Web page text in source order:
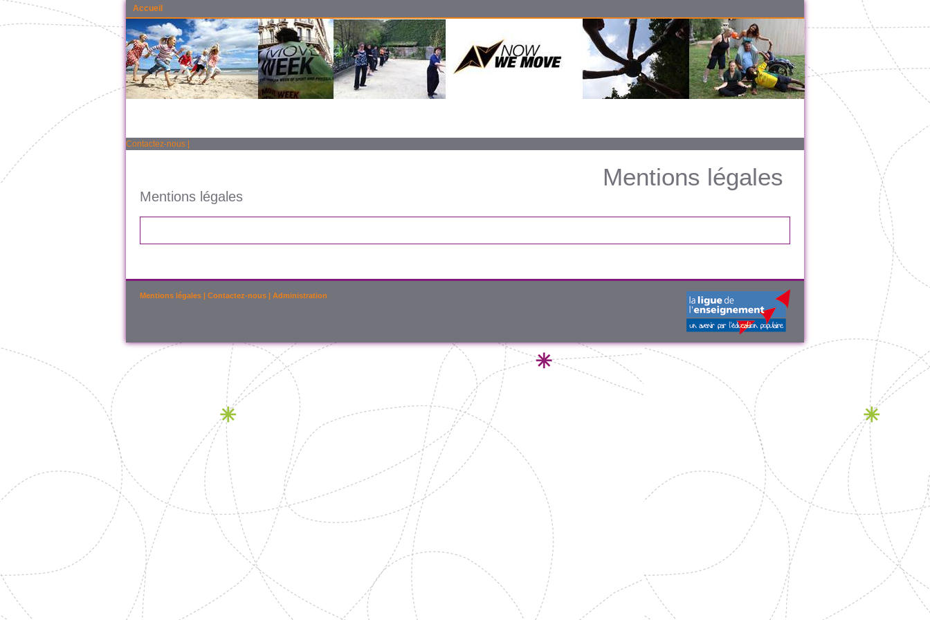
Accueil
Contactez-nous
Mentions légales
Mentions légales
Mentions légales | Contactez-nous | Administration